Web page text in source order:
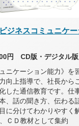
ジネスコミュニケ
円 CD版・デジタル
ニケーション能力》を
向上指導で、社長から
した通信教育です。仕
、話の聞き方、伝わる
に分けてわかりやすく
ＣＤ教材として集約